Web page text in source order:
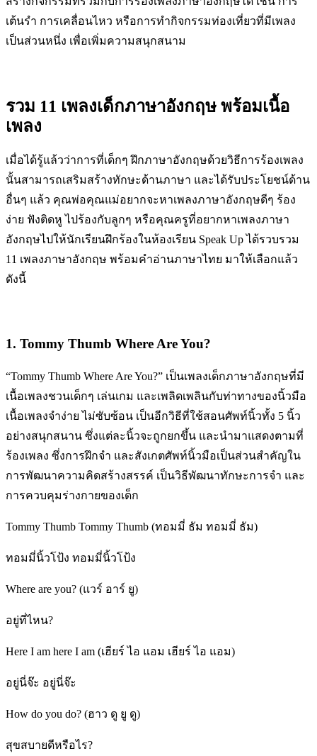
เต้นรำ การเคลื่อนไหว หรือการทำกิจกรรมท่องเที่ยวที่มีเพลง
เป็นส่วนหนึ่ง เพื่อเพิ่มความสนุกสนาม
รวม 11 เพลงเด็กภาษาอังกฤษ พร้อมเนื้อ
เพลง
เมื่อได้รู้แล้วว่าการที่เด็กๆ ฝึกภาษาอังกฤษด้วยวิธีการร้องเพลง
นั้นสามารถเสริมสร้างทักษะด้านภาษา และได้รับประโยชน์ด้าน
อื่นๆ แล้ว คุณพ่อคุณแม่อยากจะหาเพลงภาษาอังกฤษดีๆ ร้อง
ง่าย ฟังติดหู ไปร้องกับลูกๆ หรือคุณครูที่อยากหาเพลงภาษา
อังกฤษไปให้นักเรียนฝึกร้องในห้องเรียน Speak Up ได้รวบรวม
11 เพลงภาษาอังกฤษ พร้อมคำอ่านภาษาไทย มาให้เลือกแล้ว
ดังนี้
1. Tommy Thumb Where Are You?
“Tommy Thumb Where Are You?” เป็นเพลงเด็กภาษาอังกฤษที่มี
เนื้อเพลงชวนเด็กๆ เล่นเกม และเพลิดเพลินกับท่าทางของนิ้วมือ
เนื้อเพลงจำง่าย ไม่ซับซ้อน เป็นอีกวิธีที่ใช้สอนศัพท์นิ้วทั้ง 5 นิ้ว
อย่างสนุกสนาน ซึ่งแต่ละนิ้วจะถูกยกขึ้น และนำมาแสดงตามที่
ร้องเพลง ซึ่งการฝึกจำ และสังเกตศัพท์นิ้วมือเป็นส่วนสำคัญใน
การพัฒนาความคิดสร้างสรรค์ เป็นวิธีพัฒนาทักษะการจำ และ
การควบคุมร่างกายของเด็ก
Tommy Thumb Tommy Thumb (ทอมมี่ ธัม ทอมมี่ ธัม)
ทอมมี่นิ้วโป้ง ทอมมี่นิ้วโป้ง
Where are you? (แวร์ อาร์ ยู)
อยู่ที่ไหน?
Here I am here I am (เฮียร์ ไอ แอม เฮียร์ ไอ แอม)
อยู่นี่จ๊ะ อยู่นี่จ๊ะ
How do you do? (ฮาว ดู ยู ดู)
สุขสบายดีหรือไร?